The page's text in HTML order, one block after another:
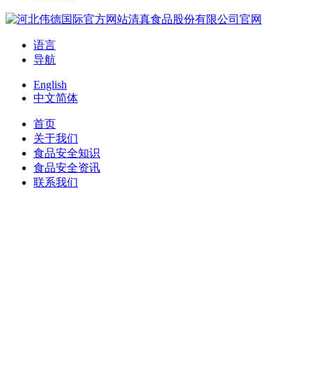
语言
导航
English
中文简体
首页
关于我们
食品安全知识
食品安全资讯
联系我们